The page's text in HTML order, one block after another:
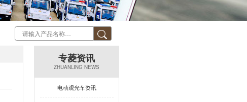
专菱资讯
ZHUANLING NEWS
电动观光车资讯